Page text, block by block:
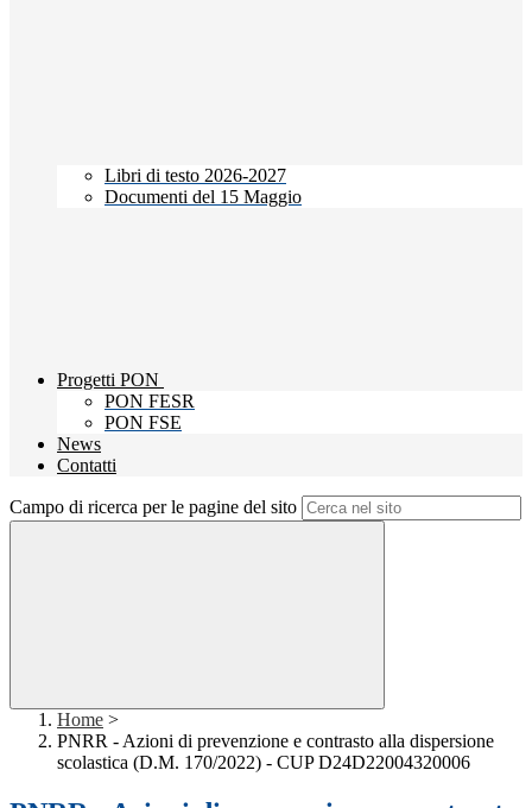
Libri di testo 2026-2027
Documenti del 15 Maggio
Progetti PON
PON FESR
PON FSE
News
Contatti
Campo di ricerca per le pagine del sito
Home >
PNRR - Azioni di prevenzione e contrasto alla dispersione
scolastica (D.M. 170/2022) - CUP D24D22004320006